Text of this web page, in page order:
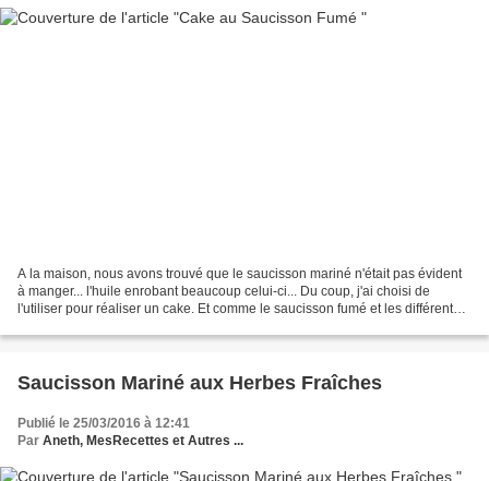
A la maison, nous avons trouvé que le saucisson mariné n'était pas évident
à manger... l'huile enrobant beaucoup celui-ci... Du coup, j'ai choisi de
l'utiliser pour réaliser un cake. Et comme le saucisson fumé et les différents
Saucisson Mariné aux Herbes Fraîches
Publié le 25/03/2016 à 12:41
Par Aneth, MesRecettes et Autres ...